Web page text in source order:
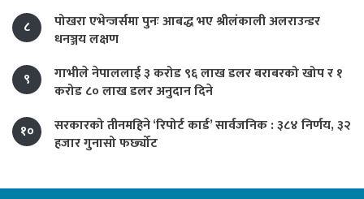
८
पोखरा एभेन्जर्समा पुनः आबद्ध भए श्रीलंकाली अलराउन्डर
धनञ्जय लक्षण
९
गाभीले नेपाललाई ३ करोड ९६ लाख डलर बराबरको खोप र १
करोड ८० लाख डलर अनुदान दिने
१०
सरकारको तीनमहिने ‘रिपोर्ट कार्ड’ सार्वजनिक : ३८४ निर्णय, ३२
हजार गुनासो फर्छ्योट